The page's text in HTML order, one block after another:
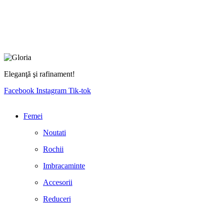
Eleganţă şi rafinament!
Facebook Instagram Tik-tok
Femei
Noutati
Rochii
Imbracaminte
Accesorii
Reduceri